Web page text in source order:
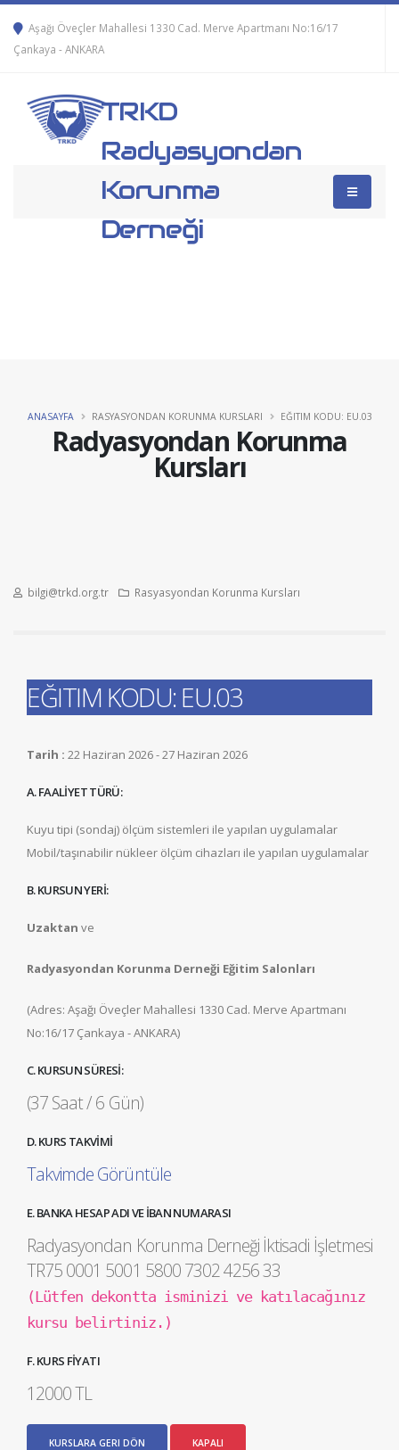
Aşağı Öveçler Mahallesi 1330 Cad. Merve Apartmanı No:16/17
Çankaya - ANKARA
TRKD
Radyasyondan
Korunma
Derneği
Radyasyondan Korunma
Kursları
ANASAYFA RASYASYONDAN KORUNMA KURSLARI EĞITIM KODU: EU.03
bilgi@trkd.org.tr Rasyasyondan Korunma Kursları
EĞITIM KODU: EU.03
Tarih : 22 Haziran 2026 - 27 Haziran 2026
A. FAALİYET TÜRÜ:
Kuyu tipi (sondaj) ölçüm sistemleri ile yapılan uygulamalar
Mobil/taşınabilir nükleer ölçüm cihazları ile yapılan uygulamalar
B. KURSUN YERİ:
Uzaktan ve
Radyasyondan Korunma Derneği Eğitim Salonları
(Adres: Aşağı Öveçler Mahallesi 1330 Cad. Merve Apartmanı
No:16/17 Çankaya - ANKARA)
C. KURSUN SÜRESİ:
(37 Saat / 6 Gün)
D. KURS TAKVİMİ
Takvimde Görüntüle
E. BANKA HESAP ADI VE İBAN NUMARASI
Radyasyondan Korunma Derneği İktisadi İşletmesi
TR75 0001 5001 5800 7302 4256 33
(Lütfen dekontta isminizi ve katılacağınız
kursu belirtiniz.)
F. KURS FİYATI
12000 TL
KURSLARA GERI DÖN KAPALI